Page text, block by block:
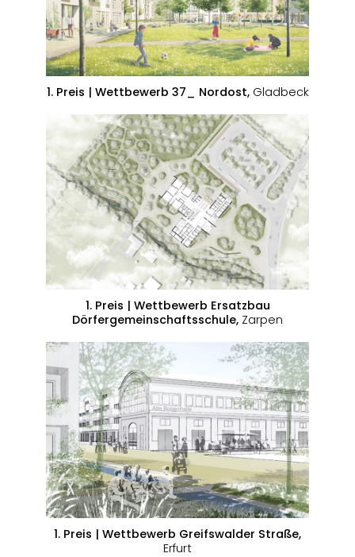
1. Preis | Wettbewerb 37_ Nordost, Gladbeck
1. Preis | Wettbewerb Ersatzbau
Dörfergemeinschaftsschule, Zarpen
1. Preis | Wettbewerb Greifswalder Straße,
Erfurt